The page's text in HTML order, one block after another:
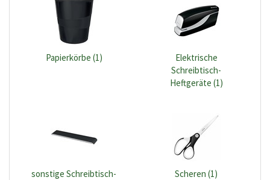
Papierkörbe (1)
Elektrische
Schreibtisch-
Heftgeräte (1)
sonstige Schreibtisch-
Scheren (1)